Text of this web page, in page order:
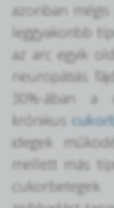
azonban
leggyakoribb
az arc egyik
neuropátiás
30%-ában a
krónikus
idegek
mellett más